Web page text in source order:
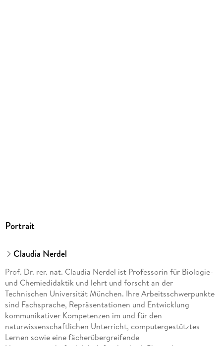
Portrait
Claudia Nerdel
Prof. Dr. rer. nat. Claudia Nerdel ist Professorin für Biologie-
und Chemiedidaktik und lehrt und forscht an der
Technischen Universität München. Ihre Arbeitsschwerpunkte
sind Fachsprache, Repräsentationen und Entwicklung
kommunikativer Kompetenzen im und für den
naturwissenschaftlichen Unterricht, computergestütztes
Lernen sowie eine fächerübergreifende
Naturwissenschaftsdidaktik für die der 1. Phase der